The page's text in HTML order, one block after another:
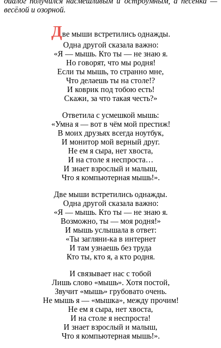
весёлой и озорной.
Две мыши встретились однажды.
Одна другой сказала важно:
«Я — мышь. Кто ты — не знаю я.
Но говорят, что мы родня!
Если ты мышь, то странно мне,
Что делаешь ты на столе!?
И коврик под тобою есть!
Скажи, за что такая честь?»
Ответила с усмешкой мышь:
«Умна я — вот в чём мой престиж!
В моих друзьях всегда ноутбук,
И монитор мой верный друг.
Не ем я сыра, нет хвоста,
И на столе я неспроста…
И знает взрослый и малыш,
Что я компьютерная мышь!».
Две мыши встретились однажды.
Одна другой сказала важно:
«Я — мышь. Кто ты — не знаю я.
Возможно, ты — моя родня!»
И мышь услышала в ответ:
«Ты загляни-ка в интернет
И там узнаешь без труда
Кто ты, кто я, а кто родня.
И связывает нас с тобой
Лишь слово «мышь». Хотя постой,
Звучит «мышь» грубовато очень.
Не мышь я — «мышка», между прочим!
Не ем я сыра, нет хвоста,
И на столе я неспроста!
И знает взрослый и малыш,
Что я компьютерная мышь!».